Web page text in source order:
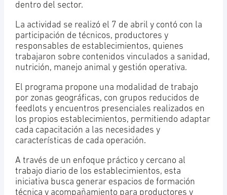
dentro del sector.
La actividad se realizó el 7 de abril y contó con la
participación de técnicos, productores y
responsables de establecimientos, quienes
trabajaron sobre contenidos vinculados a sanidad,
nutrición, manejo animal y gestión operativa.
El programa propone una modalidad de trabajo
por zonas geográficas, con grupos reducidos de
feedlots y encuentros presenciales realizados en
los propios establecimientos, permitiendo adaptar
cada capacitación a las necesidades y
características de cada operación.
A través de un enfoque práctico y cercano al
trabajo diario de los establecimientos, esta
iniciativa busca generar espacios de formación
técnica y acompañamiento para productores y